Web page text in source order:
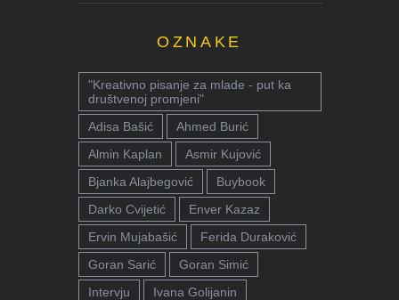
OZNAKE
"Kreativno pisanje za mlade - put ka
društvenoj promjeni"
Adisa Bašić
Ahmed Burić
Almin Kaplan
Asmir Kujović
Bjanka Alajbegović
Buybook
Darko Cvijetić
Enver Kazaz
Ervin Mujabašić
Ferida Duraković
Goran Sarić
Goran Simić
Intervju
Ivana Golijanin